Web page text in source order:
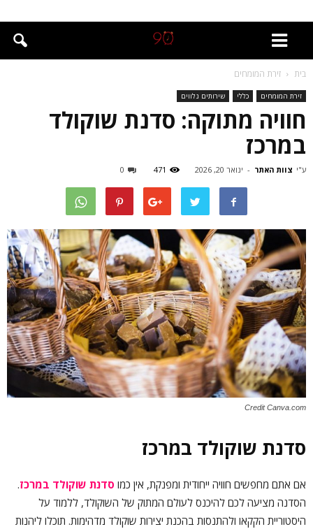
בית זירת המומחים
זירת המומחים כללי שירותים נלווים
חוויה מתוקה: סדנת שוקולד
במרכז
ע"י צוות האתר - ינואר 20, 2026 471
0
Credit Canva.com
סדנת שוקולד במרכז
אם אתם מחפשים חוויה ייחודית ומפנקת, אין כמו סדנת שוקולד במרכז.
הסדנה מציעה לכם להיכנס לעולם המתוק של השוקולד, ללמוד על
היסטוריית הקקאו ולהתנסות בהכנת יצירות שוקולד מדהימות. תוכלו ליהנות